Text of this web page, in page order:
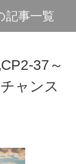
事一覧
37～
ャンス